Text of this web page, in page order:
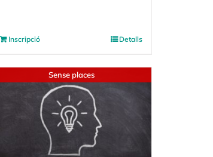
Inscripció Detalls
Sense places